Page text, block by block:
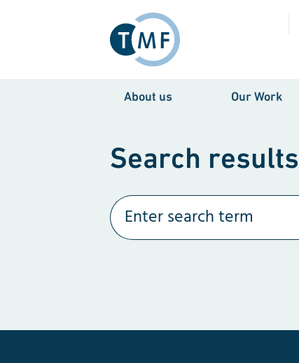
About us Our Work
Search results
Search